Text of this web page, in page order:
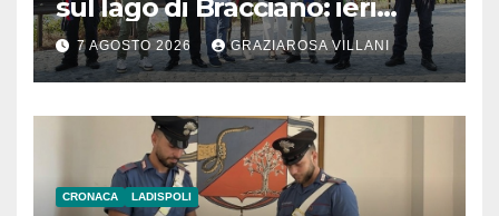
sul lago di Bracciano: ieri
l’inaugurazione
7 AGOSTO 2026 GRAZIAROSA VILLANI
CRONACA LADISPOLI